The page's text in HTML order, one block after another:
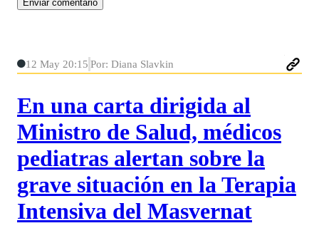
12 May 20:15 Por: Diana Slavkin
En una carta dirigida al
Ministro de Salud, médicos
pediatras alertan sobre la
grave situación en la Terapia
Intensiva del Masvernat